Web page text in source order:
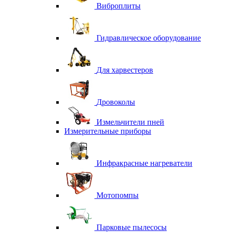
Виброплиты
Гидравлическое оборудование
Для харвестеров
Дровоколы
Измельчители пней
Измерительные приборы
Инфракрасные нагреватели
Мотопомпы
Парковые пылесосы